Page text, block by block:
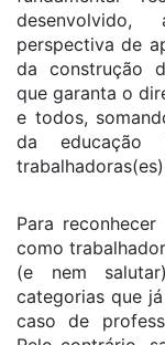
perspectiva de
da construção
que garanta o
e todos,
da educação
Para
como
(e nem
categorias que
caso de